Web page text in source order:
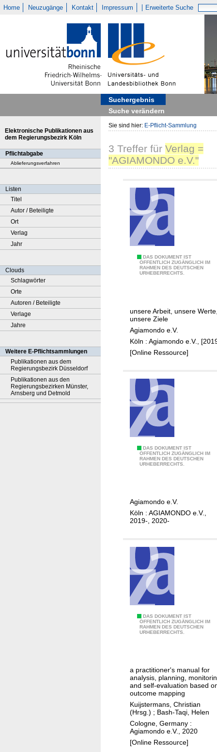
Home Neuzugänge Kontakt Impressum Erweiterte Suche
Suchergebnis
Suche verändern
Elektronische Publikationen aus
dem Regierungsbezirk Köln
Pflichtabgabe
Ablieferungsverfahren
Listen
Titel
Autor / Beteiligte
Ort
Verlag
Jahr
Clouds
Schlagwörter
Orte
Autoren / Beteiligte
Verlage
Jahre
Weitere E-Pflichtsammlungen
Publikationen aus dem
Regierungsbezirk Düsseldorf
Publikationen aus den
Regierungsbezirken Münster,
Arnsberg und Detmold
Sie sind hier: E-Pflicht-Sammlung
3 Treffer für Verlag =
"AGIAMONDO e.V."
DAS DOKUMENT IST
ÖFFENTLICH ZUGÄNGLICH IM
RAHMEN DES DEUTSCHEN
URHEBERRECHTS.
G
n
s
a
m
e
n
.
N
E
l
.
unsere Arbeit, unsere
unsere Ziele
Agiamondo e.V.
Köln : Agiamondo e.V.,
[Online Ressource]
DAS DOKUMENT IST
ÖFFENTLICH ZUGÄNGLICH IM
RAHMEN DES DEUTSCHEN
URHEBERRECHTS.
s
b
h
.
.
Agiamondo e.V.
Köln : AGIAMONDO e.V.,
2019-, 2020-
DAS DOKUMENT IST
ÖFFENTLICH ZUGÄNGLICH IM
RAHMEN DES DEUTSCHEN
URHEBERRECHTS.
M
i
n
g
o
u
t
c
a practitioner's manual for
analysis, planning,
and self-evaluation based
outcome mapping
Kuijstermans, Christian
(Hrsg.) ; Bash-Taqi, Helen
Cologne, Germany :
Agiamondo e.V., 2020
[Online Ressource]